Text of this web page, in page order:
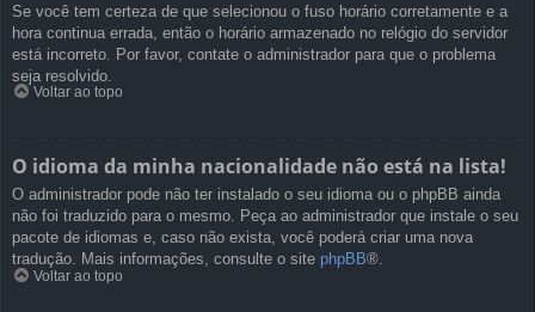
Se você tem certeza de que selecionou o fuso horário corretamente e a
hora continua errada, então o horário armazenado no relógio do servidor
está incorreto. Por favor, contate o administrador para que o problema
seja resolvido.
Voltar ao topo
O idioma da minha nacionalidade não está na lista!
O administrador pode não ter instalado o seu idioma ou o phpBB ainda
não foi traduzido para o mesmo. Peça ao administrador que instale o seu
pacote de idiomas e, caso não exista, você poderá criar uma nova
tradução. Mais informações, consulte o site phpBB®.
Voltar ao topo